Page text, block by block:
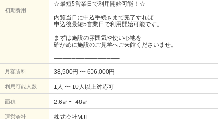
初期費用
☆最短5営業日で利用開始可能！☆
内覧当日に申込手続きまで完了すれば
申込後最短5営業日で利用開始可能です。
まずは施設の雰囲気や使い心地を
確かめに施設のご見学へご来館くださいませ。
───────────────
月額賃料 38,500円 〜 606,000円
利用可能人数 1人 〜 10人以上対応可
面積 2.6㎡〜 48㎡
運営会社 株式会社MJE